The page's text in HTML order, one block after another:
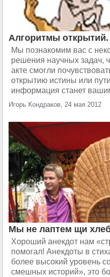
Алгоритмы открытий.
Мы познакомим вас с
решения научных задач,
акте смогли
открытию истины или
информация станет
Игорь Кондраков, 24 мая 2012
Мы не лаптем щи
Хороший анекдот нам
помогал! Анекдоты в
более высокий уровень
смешных историй», это